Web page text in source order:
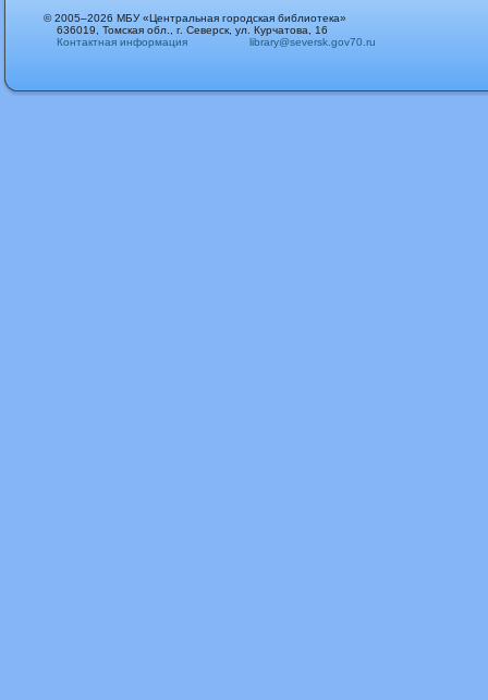
© 2005–2026 МБУ «Центральная городская библиотека»
636019, Томская обл., г. Северск, ул. Курчатова, 16
Контактная информация
library@seversk.gov70.ru